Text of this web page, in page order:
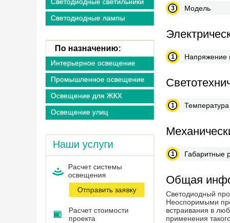
Светодиодные лампы
По назначению:
Интерьерное освещение
Промышленное освещение
Освещение для ЖКХ
Освещение улиц
Наши услуги
Расчет системы
оcвещения
Отправить заявку
Расчет стоимости
проекта
Модель
Напряжение
Температура
Габаритные
Общая
Светодиодный
Неоспоримыми
встраивания в
применения